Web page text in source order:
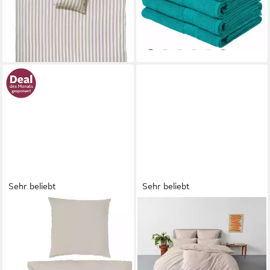
lieferbar - in 1-2 Werktagen bei dir
+4
Sehr beliebt
teilig, jedes Teil ein Unikat,
gewaschene Used Optik
Sehr beliebt
Bettwäsche Melli, Linon, 2
teilig, Bettwäsche aus
Baumwolle, Leinen-Look in
Melange-Optik